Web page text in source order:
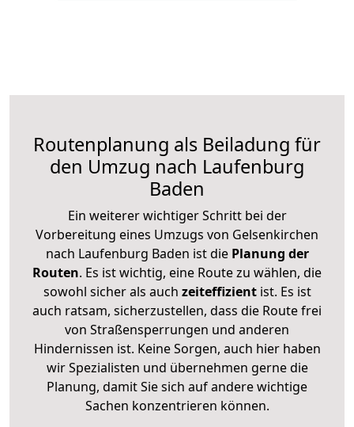
Routenplanung als Beiladung für
den Umzug nach Laufenburg
Baden
Ein weiterer wichtiger Schritt bei der
Vorbereitung eines Umzugs von Gelsenkirchen
nach Laufenburg Baden ist diePlanung der
Routen. Es ist wichtig, eine Route zu wählen, die
sowohl sicher als auch zeiteffizientist. Es ist
auch ratsam, sicherzustellen, dass die Route frei
von Straßensperrungen und anderen
Hindernissen ist. Keine Sorgen, auch hier haben
wir Spezialisten und übernehmen gerne die
Planung, damit Sie sich auf andere wichtige
Sachen konzentrieren können.